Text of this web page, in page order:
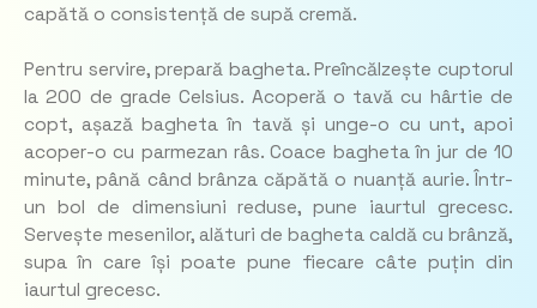
capătă o consistență de supă cremă.
Pentru servire, prepară bagheta. Preîncălzește cuptorul
la 200 de grade Celsius. Acoperă o tavă cu hârtie de
copt, așază bagheta în tavă și unge-o cu unt, apoi
acoper-o cu parmezan râs. Coace bagheta în jur de 10
minute, până când brânza căpătă o nuanță aurie. Într-
un bol de dimensiuni reduse, pune iaurtul grecesc.
Servește mesenilor, alături de bagheta caldă cu brânză,
supa în care își poate pune fiecare câte puțin din
iaurtul grecesc.